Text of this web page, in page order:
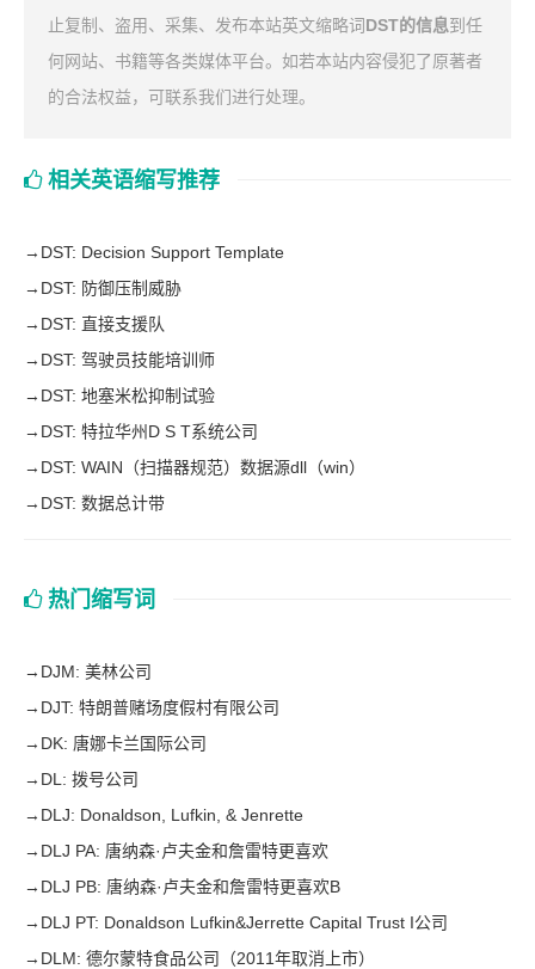
止复制、盗用、采集、发布本站英文缩略词DST的信息到任
何网站、书籍等各类媒体平台。如若本站内容侵犯了原著者
的合法权益，可联系我们进行处理。
相关英语缩写推荐
→ DST: Decision Support Template
→ DST: 防御压制威胁
→ DST: 直接支援队
→ DST: 驾驶员技能培训师
→ DST: 地塞米松抑制试验
→ DST: 特拉华州D S T系统公司
→ DST: WAIN（扫描器规范）数据源dll（win）
→ DST: 数据总计带
热门缩写词
→ DJM: 美林公司
→ DJT: 特朗普赌场度假村有限公司
→ DK: 唐娜卡兰国际公司
→ DL: 拨号公司
→ DLJ: Donaldson, Lufkin, & Jenrette
→ DLJ PA: 唐纳森·卢夫金和詹雷特更喜欢
→ DLJ PB: 唐纳森·卢夫金和詹雷特更喜欢B
→ DLJ PT: Donaldson Lufkin&Jerrette Capital Trust I公司
→ DLM: 德尔蒙特食品公司（2011年取消上市）